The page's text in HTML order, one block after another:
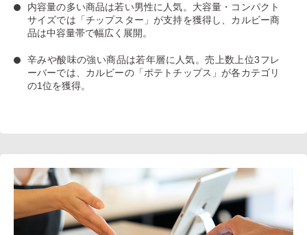
内容量の多い商品は若い男性に人気。大容量・コンパクト
サイズでは「チップスター」が支持を獲得し、カルビー商
品は中容量帯で幅広く展開。
辛みや酸味の強い商品は若年層に人気。売上数上位3フレ
ーバーでは、カルビーの「ポテトチップス」が各カテゴリ
の1位を獲得。